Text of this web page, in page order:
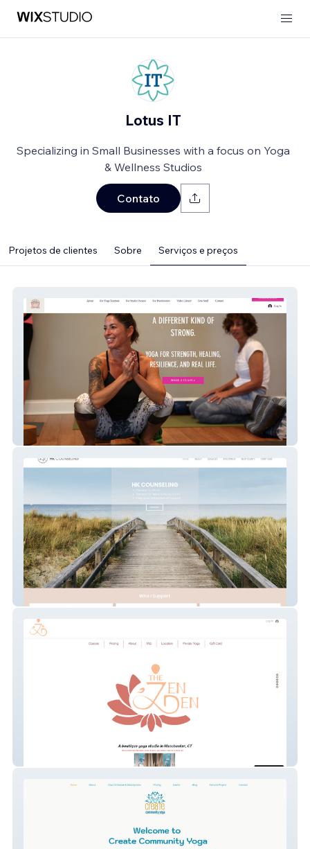
Lotus IT
Specializing in Small Businesses with a focus on Yoga
& Wellness Studios
Contato
Projetos de clientes Sobre Serviços e preços
Good Ground Yoga